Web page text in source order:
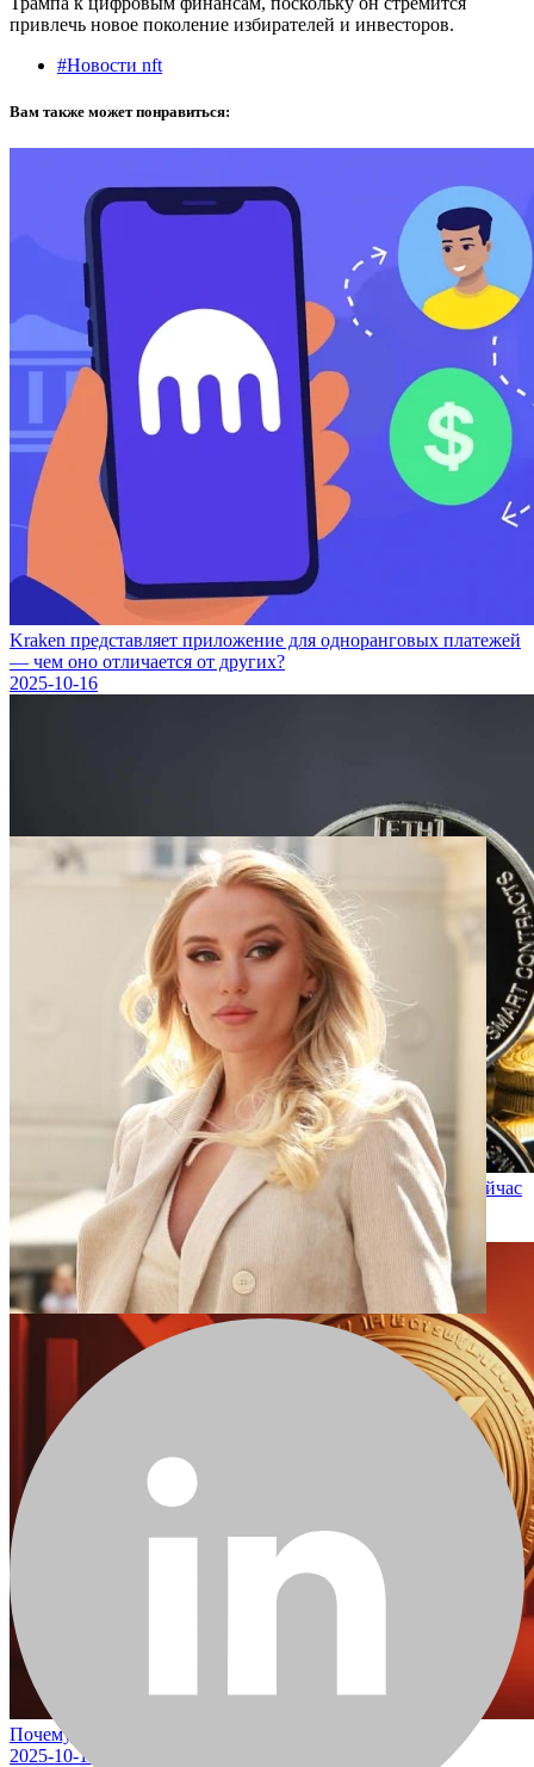
привлечь новое поколение избирателей и инвесторов.
#Новости nft
Вам также может понравиться:
Kraken представляет приложение для одноранговых платежей
— чем оно отличается от других?
2025-10-16
10 000 долларов, вложенные в Ethereum три года назад, сейчас
стоили бы столько
2025-10-16
Почему сегодня упала цена XRP?
2025-10-16